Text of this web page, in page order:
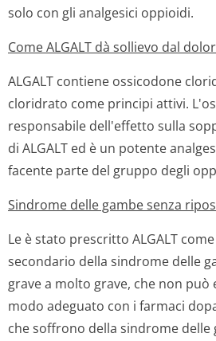
solo con gli analgesici oppioidi.
Come ALGALT dà sollievo dal
ALGALT contiene ossicodone
cloridrato come principi attivi.
responsabile dell'effetto sulla
di ALGALT ed è un potente
facente parte del gruppo degli
Sindrome delle gambe senza
Le è stato prescritto ALGALT
secondario della sindrome delle
grave a molto grave, che non
modo adeguato con i farmaci
che soffrono della sindrome delle